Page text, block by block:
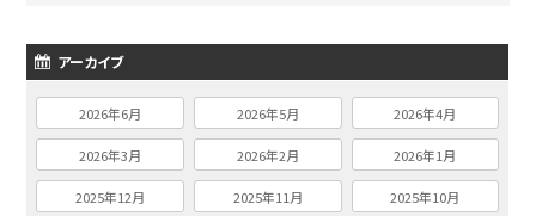
アーカイブ
2026年6月 2026年5月 2026年4月
2026年3月 2026年2月 2026年1月
2025年12月 2025年11月 2025年10月